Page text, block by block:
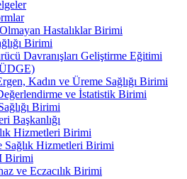
Olmayan Hastalıklar Birimi
Birimi
Davranışları Geliştirme Eğitimi
Kadın ve Üreme Sağlığı Birimi
ve İstatistik Birimi
Birimi
Başkanlığı
Hizmetleri Birimi
Sağlık Hizmetleri Birimi
Birimi
ve Eczacılık Birimi